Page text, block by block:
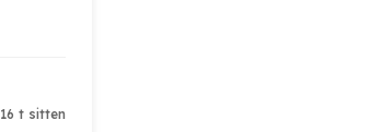
16 t sitten